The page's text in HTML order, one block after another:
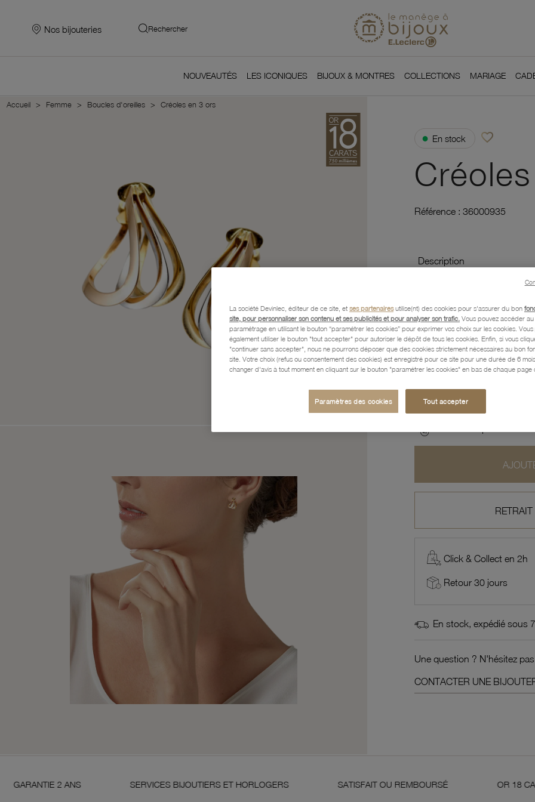
Nos bijouteries Rechercher
NOUVEAUTÉS LES ICONIQUES BIJOUX & MONTRES COLLECTIONS MARIAGE
Accueil Femme Boucles d'oreilles Créoles en 3 ors
● En stock favorite_borderAjouter à vos
Référence : 36000935
Description
Caractéristiques détaillées
Paiement, Livraison,
372,40 €
Profitez des paiements
Click & Collect en 2h
Retour 30 jours
En stock, expédié sous
Une question ? N'hésitez
CONTACTER UNE
ANS SERVICES BIJOUTIERS ET HORLOGERS SATISFAIT OU REMBOURSÉ OR 18 CARATS 750
La société Devinlec, éditeur de ce site, et ses partenairesutilise(nt) des cookies pour s'assurer du bon
site, pour personnaliser son contenu et ses publicités et pour analyser son trafic. Vous pouvez accéder
paramétrage en utilisant le bouton “paramétrer les cookies” pour exprimer vos choix sur les cookies. Vous
également utiliser le bouton "tout accepter" pour autoriser le dépôt de tous les cookies. Enfin, si vous
"continuer sans accepter", nous ne pourrons déposer que des cookies strictement nécessaires au bon
site. Votre choix (refus ou consentement des cookies) est enregistré pour ce site pour une durée de 6
changer d'avis à tout moment en cliquant sur le bouton "paramétrer les cookies" en bas de chaque page
Paramètres des cookies Tout accepter